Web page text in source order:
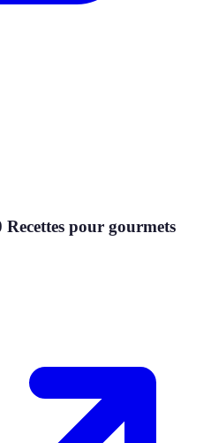
pour gourmets